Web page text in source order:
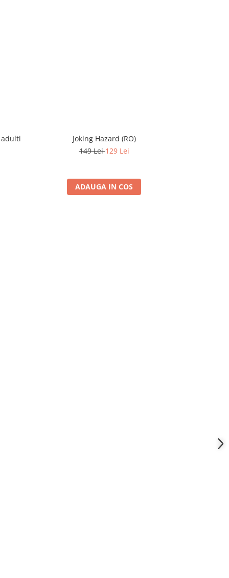
adulti
Joking Hazard (RO)
149 Lei129 Lei
ADAUGA IN COS